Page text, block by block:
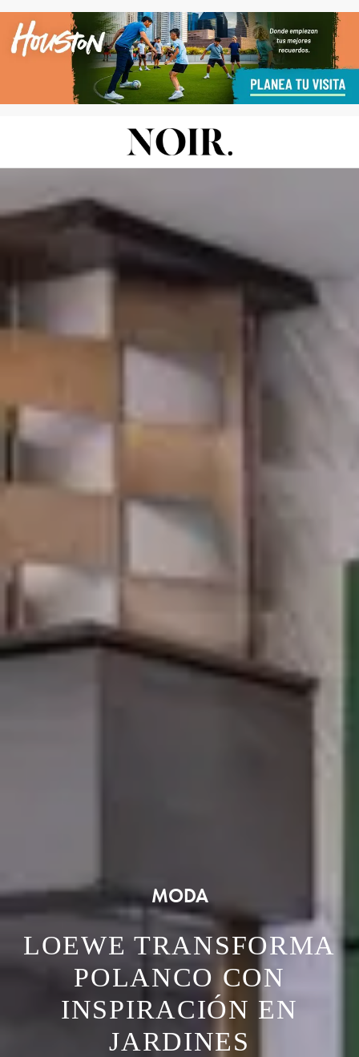
MODA
LOEWE TRANSFORMA
POLANCO CON
INSPIRACIÓN EN
JARDINES